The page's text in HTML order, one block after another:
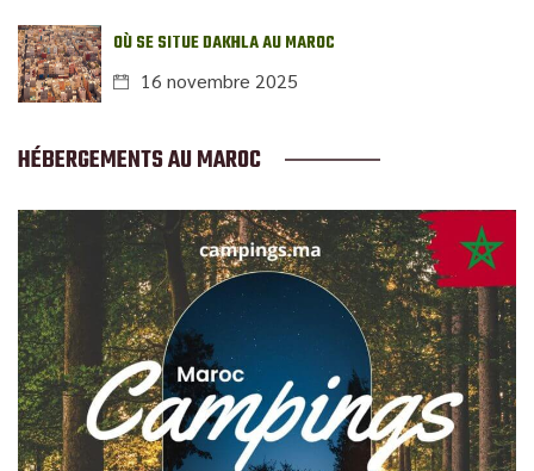
OÙ SE SITUE DAKHLA AU MAROC
16 novembre 2025
HÉBERGEMENTS AU MAROC